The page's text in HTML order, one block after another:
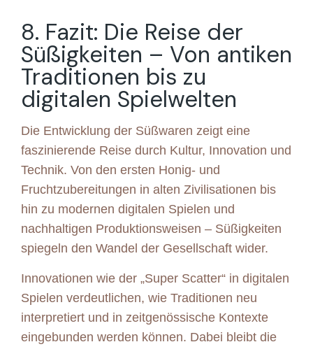
8. Fazit: Die Reise der
Süßigkeiten – Von antiken
Traditionen bis zu
digitalen Spielwelten
Die Entwicklung der Süßwaren zeigt eine
faszinierende Reise durch Kultur, Innovation und
Technik. Von den ersten Honig- und
Fruchtzubereitungen in alten Zivilisationen bis
hin zu modernen digitalen Spielen und
nachhaltigen Produktionsweisen – Süßigkeiten
spiegeln den Wandel der Gesellschaft wider.
Innovationen wie der „Super Scatter“ in digitalen
Spielen verdeutlichen, wie Traditionen neu
interpretiert und in zeitgenössische Kontexte
eingebunden werden können. Dabei bleibt die